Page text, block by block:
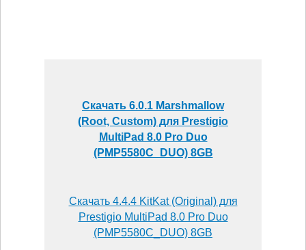
Скачать 6.0.1 Marshmallow
(Root, Custom) для Prestigio
MultiPad 8.0 Pro Duo
(PMP5580C_DUO) 8GB
Скачать 4.4.4 KitKat (Original) для
Prestigio MultiPad 8.0 Pro Duo
(PMP5580C_DUO) 8GB